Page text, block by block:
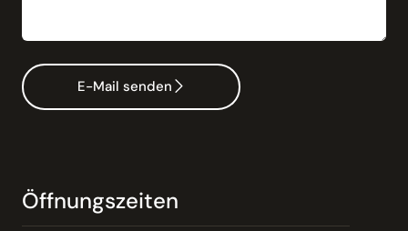
E-Mail senden
Öffnungszeiten